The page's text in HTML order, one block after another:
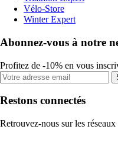
Vélo-Store
Winter Expert
Abonnez-vous à notre
Profitez de -10% en vous
Restons connectés
Retrouvez-nous sur les